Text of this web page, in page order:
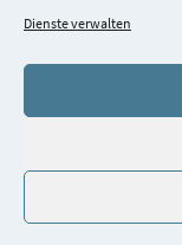
Dienste verwalten
©